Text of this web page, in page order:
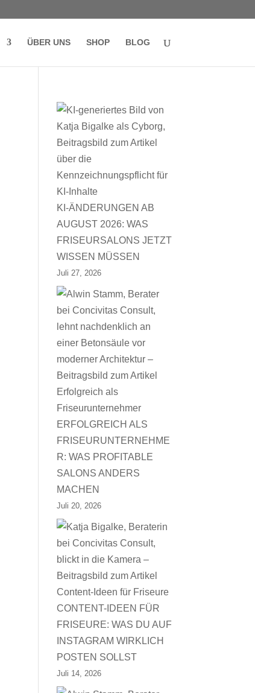
ÜBER UNS SHOP BLOG
KI-ÄNDERUNGEN AB
AUGUST 2026: WAS
FRISEURSALONS JETZT
WISSEN MÜSSEN
Juli 27, 2026
ERFOLGREICH ALS
FRISEURUNTERNEHME
R: WAS PROFITABLE
SALONS ANDERS
MACHEN
Juli 20, 2026
CONTENT-IDEEN FÜR
FRISEURE: WAS DU AUF
INSTAGRAM WIRKLICH
POSTEN SOLLST
Juli 14, 2026